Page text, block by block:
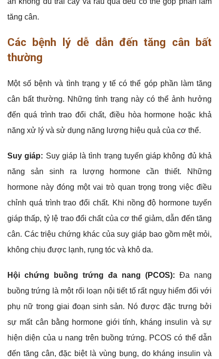
tăng cân.
Các bệnh lý dễ dẫn đến tăng cân bất
thường
Một số bệnh và tình trạng y tế có thể góp phần làm tăng
cân bất thường. Những tình trạng này có thể ảnh hưởng
đến quá trình trao đổi chất, điều hòa hormone hoặc khả
năng xử lý và sử dụng năng lượng hiệu quả của cơ thể.
Suy giáp: Suy giáp là tình trạng tuyến giáp không đủ khả
năng sản sinh ra lượng hormone cần thiết. Những
hormone này đóng một vai trò quan trọng trong việc điều
chỉnh quá trình trao đổi chất. Khi nồng độ hormone tuyến
giáp thấp, tỷ lệ trao đổi chất của cơ thể giảm, dẫn đến tăng
cân. Các triệu chứng khác của suy giáp bao gồm mệt mỏi,
không chịu được lạnh, rụng tóc và khô da.
Hội chứng buồng trứng đa nang (PCOS): Đa nang
buồng trứng là một rối loạn nội tiết tố rất nguy hiểm đối với
phụ nữ trong giai đoạn sinh sản. Nó được đặc trưng bởi
sự mất cân bằng hormone giới tính, kháng insulin và sự
hiện diện của u nang trên buồng trứng. PCOS có thể dẫn
đến tăng cân, đặc biệt là vùng bụng, do kháng insulin và